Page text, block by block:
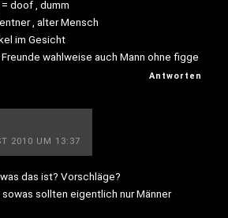
doof , dumm
, alter Mensch
im Gesicht
wahlweise auch Mann ohne figge
Antworten
2010 UM 13:37
das ist? Vorschläge?
sollten eigentlich nur Männer